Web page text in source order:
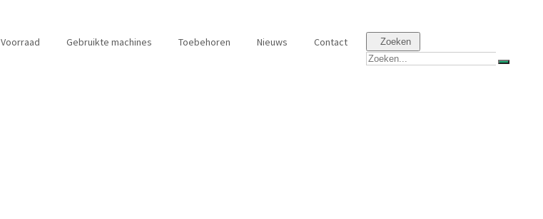
Voorraad Gebruikte machines Toebehoren Nieuws Contact Zoeken